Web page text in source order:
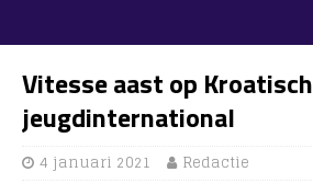
Vitesse aast op Kroatisch
jeugdinternational
4 januari 2021 Redactie